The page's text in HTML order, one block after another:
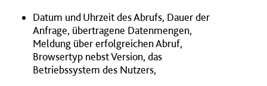
Datum und Uhrzeit des Abrufs, Dauer der
Anfrage, übertragene Datenmengen,
Meldung über erfolgreichen Abruf,
Browsertyp nebst Version, das
Betriebssystem des Nutzers,